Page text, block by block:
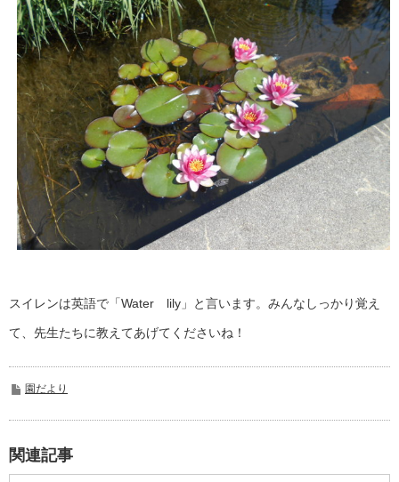
スイレンは英語で「Water lily」と言います。みんなしっかり覚え
て、先生たちに教えてあげてくださいね！
園だより
関連記事